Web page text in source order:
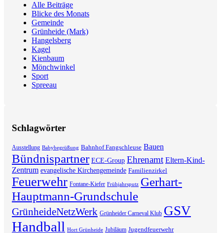
Alle Beiträge
Blicke des Monats
Gemeinde
Grünheide (Mark)
Hangelsberg
Kagel
Kienbaum
Mönchwinkel
Sport
Spreeau
Schlagwörter
Ausstellung Babybegrüßung Bahnhof Fangschleuse Bauen
Bündnispartner ECE-Group Ehrenamt Eltern-Kind-
Zentrum evangelische Kirchengemeinde Familienzirkel
Feuerwehr Fontane-Kiefer Frühjahrsputz Gerhart-
Hauptmann-Grundschule
GrünheideNetzWerk Grünheider Carneval Klub GSV
Handball Hort Grünheide Jubiläum Jugendfeuerwehr